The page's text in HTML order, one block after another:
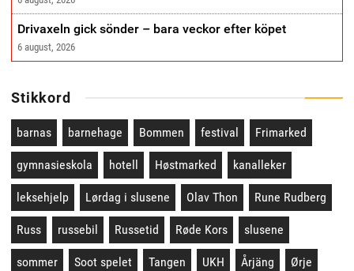
Drivaxeln gick sönder – bara veckor efter köpet
6 august, 2026
Stikkord
barnas barnehage Bommen festival Frimarked
gymnasieskola hotell Høstmarked kanalleker
leksehjelp Lørdag i slusene Olav Thon Rune Rudberg
Russ russebil Russetid Røde Kors slusene
sommer Soot spelet Tangen UKH Årjäng Ørje